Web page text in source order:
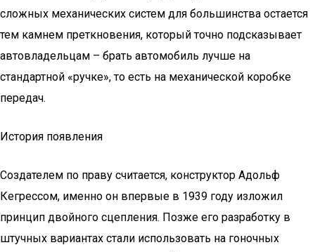
сложных механических систем для большинства остается
тем камнем преткновения, который точно подсказывает
автовладельцам – брать автомобиль лучше на
стандартной «ручке», то есть на механической коробке
передач.
История появления
Создателем по праву считается, конструктор Адольф
Кегрессом, именно он впервые в 1939 году изложил
принцип двойного сцепления. Позже его разработку в
штучных вариантах стали использовать на гоночных